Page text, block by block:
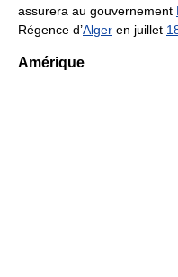
assurera au gouvernement
Régence d’Alger en juillet
Amérique